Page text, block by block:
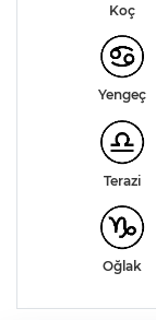
Koç
Yengeç
Terazi
Oğlak